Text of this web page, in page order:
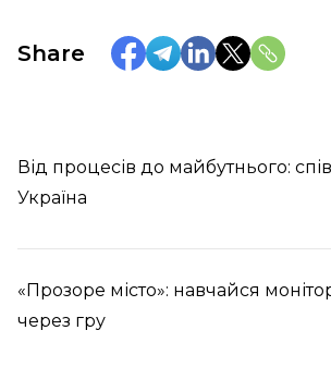
Share
Від процесів до майбутнього:
Україна
«Прозоре місто»: навчайся
через гру